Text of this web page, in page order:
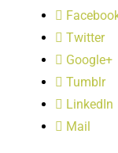
PRATIQUE
PUBLICATIONS
Twitter
Google+
Tumblr
LinkedIn
Mail